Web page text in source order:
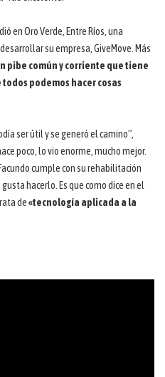
en Oro Verde, Entre Ríos, una
su empresa, GiveMove. Más
pibe común y corriente que tiene
todos podemos hacer cosas
ser útil y se generó el camino”,
poco, lo vio enorme, mucho mejor.
cumple con su rehabilitación
hacerlo. Es que como dice en el
de«tecnología aplicada a la